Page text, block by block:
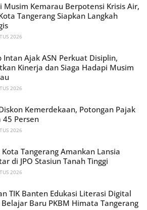
Musim Kemarau Berpotensi Krisis Air,
Tangerang Siapkan Langkah
2026
Intan Ajak ASN Perkuat Disiplin,
Kinerja dan Siaga Hadapi Musim
2026
Kemerdekaan, Potongan Pajak
45 Persen
2026
Kota Tangerang Amankan Lansia
di JPO Stasiun Tanah Tinggi
2026
TIK Banten Edukasi Literasi Digital
Baru PKBM Himata Tangerang